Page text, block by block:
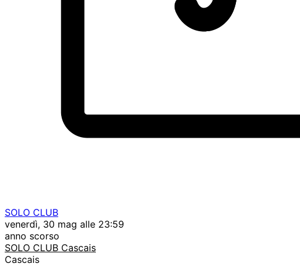
SOLO CLUB
venerdì, 30 mag alle 23:59
anno scorso
SOLO CLUB Cascais
Cascais